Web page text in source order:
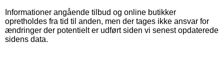
Informationer angående tilbud og online butikker
opretholdes fra tid til anden, men der tages ikke ansvar for
ændringer der potentielt er udført siden vi senest opdaterede
sidens data.